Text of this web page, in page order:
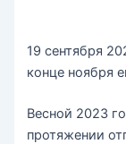
19 сентября
конце ноября
Весной 2023
протяжении